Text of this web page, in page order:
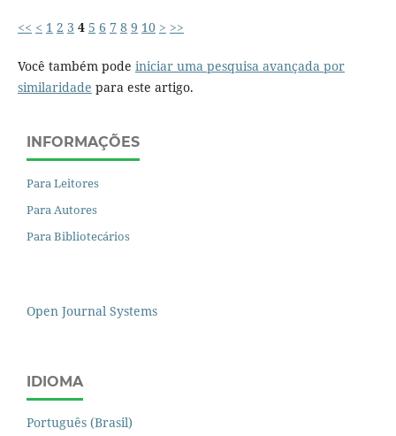
<< < 1 2 3 4 5 6 7 8 9 10 > >>
Você também pode iniciar uma pesquisa avançada por
similaridade para este artigo.
INFORMAÇÕES
Para Leitores
Para Autores
Para Bibliotecários
Open Journal Systems
IDIOMA
Português (Brasil)